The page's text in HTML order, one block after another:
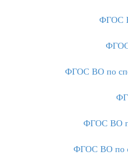
ФГОС
ФГОС
ФГОС ВО по
ФГОС ВО
ФГОС ВО по